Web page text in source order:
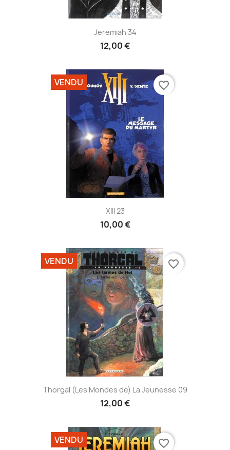
Jeremiah 34
12,00 €
XIII 23
10,00 €
VENDU favorite_border
Thorgal (Les Mondes de) La Jeunesse 09
12,00 €
VENDU favorite_border
VENDU favorite_border